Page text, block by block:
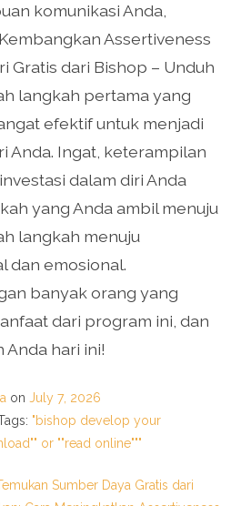
komunikasi Anda,
Assertiveness
Gratis dari Bishop – Unduh
langkah pertama yang
efektif untuk menjadi
Anda. Ingat, keterampilan
dalam diri Anda
yang Anda ambil menuju
langkah menuju
dan emosional.
banyak orang yang
dari program ini, dan
hari ini!
on July 7, 2026
"bishop develop your
or ""read online"""
Sumber Daya Gratis dari